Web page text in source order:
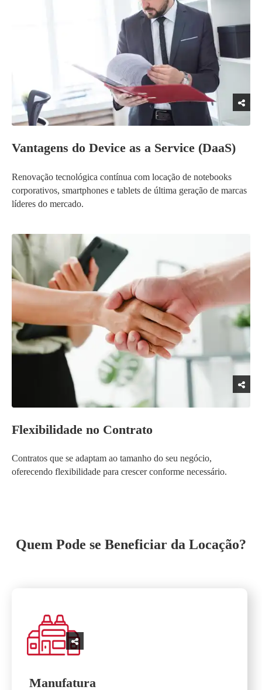
Vantagens do Device as a Service (DaaS)
Renovação tecnológica contínua com locação de notebooks
corporativos, smartphones e tablets de última geração de marcas
líderes do mercado.
Flexibilidade no Contrato
Contratos que se adaptam ao tamanho do seu negócio,
oferecendo flexibilidade para crescer conforme necessário.
Quem Pode se Beneficiar da Locação?
Manufatura